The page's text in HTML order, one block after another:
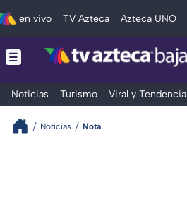
en vivo TV Azteca Azteca UNO
Noticias Turismo Viral y Tendencia
Noticias Nota